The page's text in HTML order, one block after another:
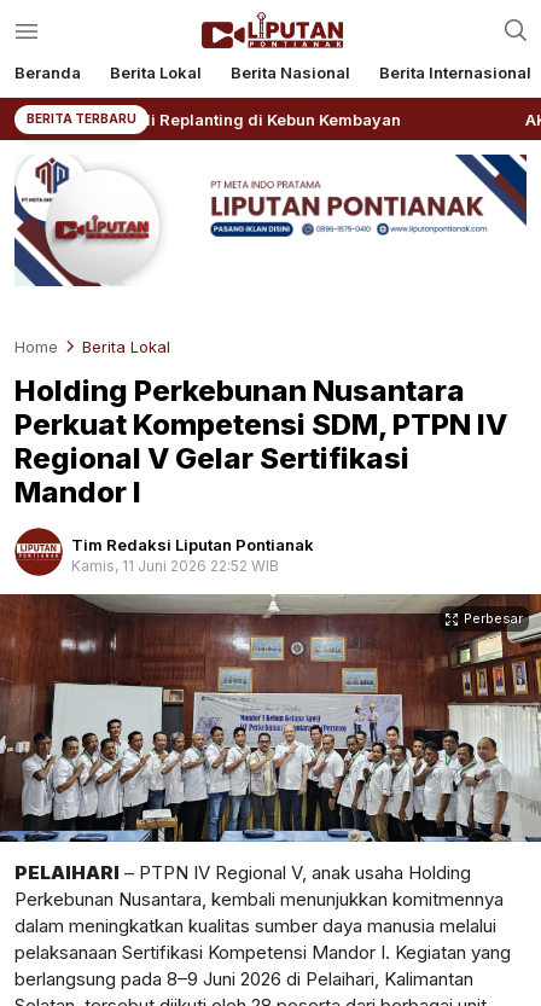
Beranda Berita Lokal Berita Nasional Berita Internasional
BERITA TERBARU
Replanting di Kebun Kembayan AKBP Rensa S.
Home Berita Lokal
Holding Perkebunan Nusantara
Perkuat Kompetensi SDM, PTPN IV
Regional V Gelar Sertifikasi
Mandor I
Tim Redaksi Liputan Pontianak
Kamis, 11 Juni 2026 22:52 WIB
Perbesar
PELAIHARI – PTPN IV Regional V, anak usaha Holding
Perkebunan Nusantara, kembali menunjukkan komitmennya
dalam meningkatkan kualitas sumber daya manusia melalui
pelaksanaan Sertifikasi Kompetensi Mandor I. Kegiatan yang
berlangsung pada 8–9 Juni 2026 di Pelaihari, Kalimantan